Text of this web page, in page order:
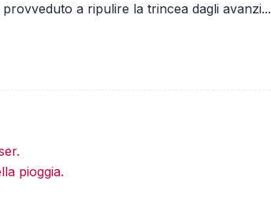
a ripulire la trincea dagli avanzi...
pioggia.